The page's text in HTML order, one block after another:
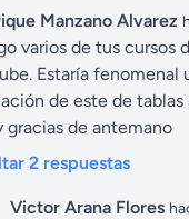
Manzano Alvarez
varios de tus cursos
Estaría fenomenal
de este de tablas
gracias de antemano
2 respuestas
Victor Arana Flores